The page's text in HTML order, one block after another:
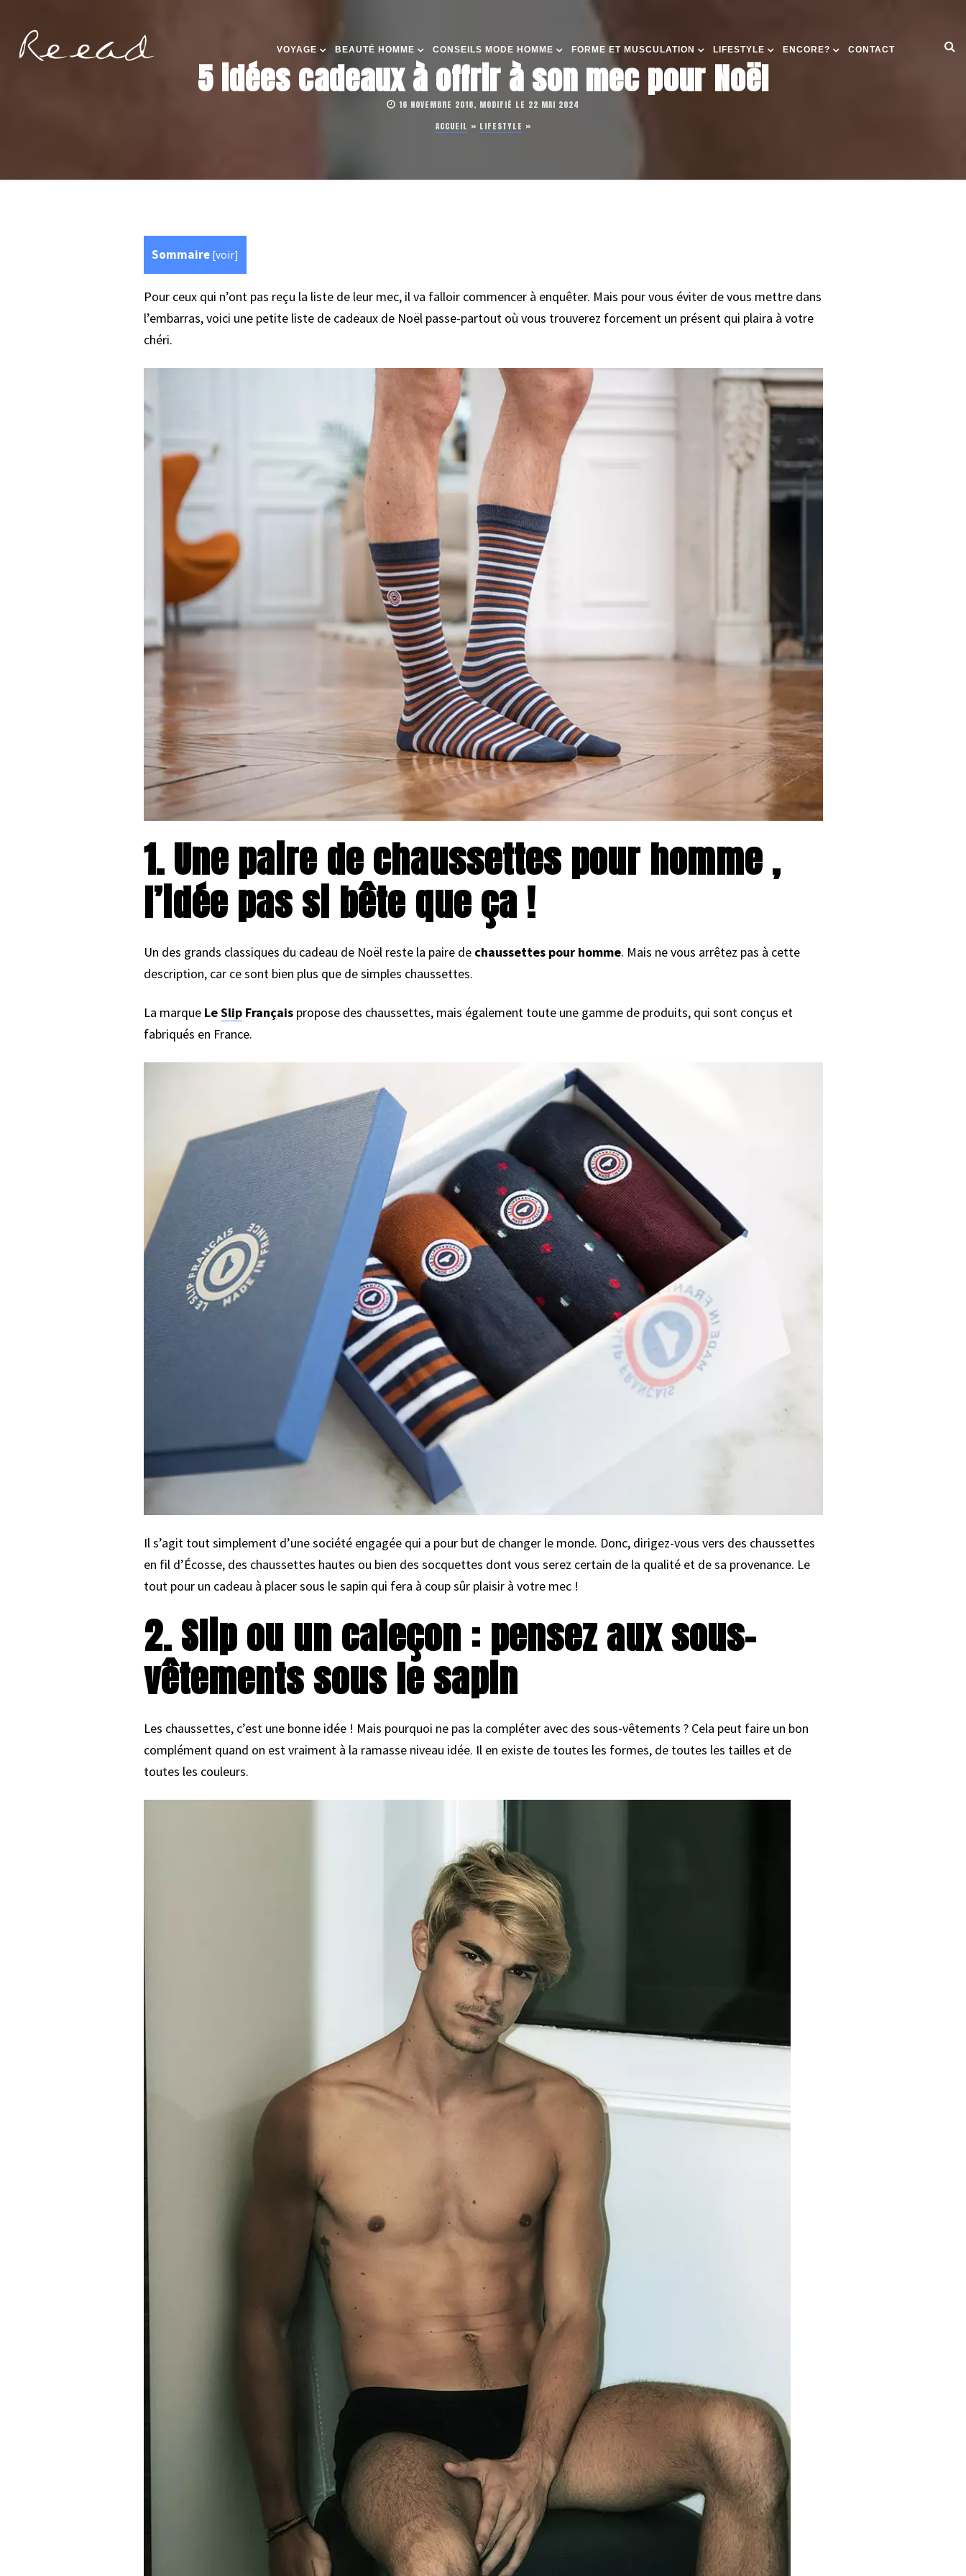
VOYAGE BEAUTÉ HOMME CONSEILS MODE HOMME FORME ET MUSCULATION LIFESTYLE ENCORE? CONTACT
5 idées cadeaux à offrir à son mec pour Noël
16 NOVEMBRE 2018, MODIFIÉ LE 22 MAI 2024
ACCUEIL » LIFESTYLE »
Sommaire [voir]
Pour ceux qui n’ont pas reçu la liste de leur mec, il va falloir commencer à enquêter. Mais pour vous éviter de vous mettre dans
l’embarras, voici une petite liste de cadeaux de Noël passe-partout où vous trouverez forcement un présent qui plaira à votre
chéri.
1. Une paire de chaussettes pour homme ,
l’idée pas si bête que ça !
Un des grands classiques du cadeau de Noël reste la paire de chaussettes pour homme. Mais ne vous arrêtez pas à cette
description, car ce sont bien plus que de simples chaussettes.
La marque LeSlipFrançaispropose des chaussettes, mais également toute une gamme de produits, qui sont conçus et
fabriqués en France.
Il s’agit tout simplement d’une société engagée qui a pour but de changer le monde. Donc, dirigez-vous vers des chaussettes
en fil d’Écosse, des chaussettes hautes ou bien des socquettes dont vous serez certain de la qualité et de sa provenance. Le
tout pour un cadeau à placer sous le sapin qui fera à coup sûr plaisir à votre mec !
2. Slip ou un caleçon : pensez aux sous-
vêtements sous le sapin
Les chaussettes, c’est une bonne idée ! Mais pourquoi ne pas la compléter avec des sous-vêtements ? Cela peut faire un bon
complément quand on est vraiment à la ramasse niveau idée. Il en existe de toutes les formes, de toutes les tailles et de
toutes les couleurs.